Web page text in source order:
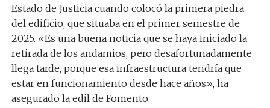
Estado de Justicia cuando colocó la primera piedra
del edificio, que situaba en el primer semestre de
2025. «Es una buena noticia que se haya iniciado la
retirada de los andamios, pero desafortunadamente
llega tarde, porque esa infraestructura tendría que
estar en funcionamiento desde hace años», ha
asegurado la edil de Fomento.